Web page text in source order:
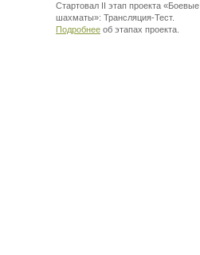
Стартовал II этап проекта «Боевые
шахматы»: Трансляция-Тест.
Подробнее об этапах проекта.